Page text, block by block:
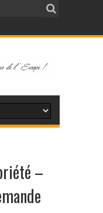
–